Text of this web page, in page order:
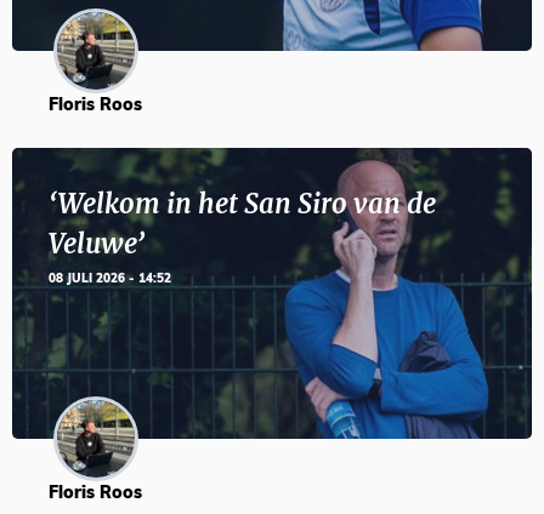
Floris Roos
‘Welkom in het San Siro van de
Veluwe’
08 JULI 2026 - 14:52
Floris Roos